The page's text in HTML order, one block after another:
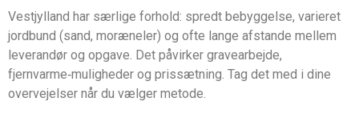
Vestjylland har særlige forhold: spredt bebyggelse, varieret
jordbund (sand, moræneler) og ofte lange afstande mellem
leverandør og opgave. Det påvirker gravearbejde,
fjernvarme‑muligheder og prissætning. Tag det med i dine
overvejelser når du vælger metode.